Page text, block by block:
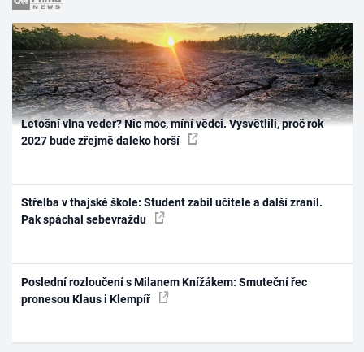
Letošní vlna veder? Nic moc, míní vědci. Vysvětlili, proč rok
2027 bude zřejmě daleko horší
Střelba v thajské škole: Student zabil učitele a další zranil.
Pak spáchal sebevraždu
Poslední rozloučení s Milanem Knížákem: Smuteční řec
pronesou Klaus i Klempíř